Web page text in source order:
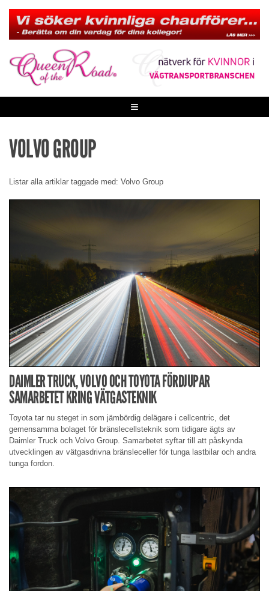
content
≡
VOLVO GROUP
Listar alla artiklar taggade med: Volvo Group
DAIMLER TRUCK, VOLVO OCH TOYOTA FÖRDJUPAR
SAMARBETET KRING VÄTGASTEKNIK
Toyota tar nu steget in som jämbördig delägare i cellcentric, det
gemensamma bolaget för bränslecellsteknik som tidigare ägts av
Daimler Truck och Volvo Group. Samarbetet syftar till att påskynda
utvecklingen av vätgasdrivna bränsleceller för tunga lastbilar och andra
tunga fordon.